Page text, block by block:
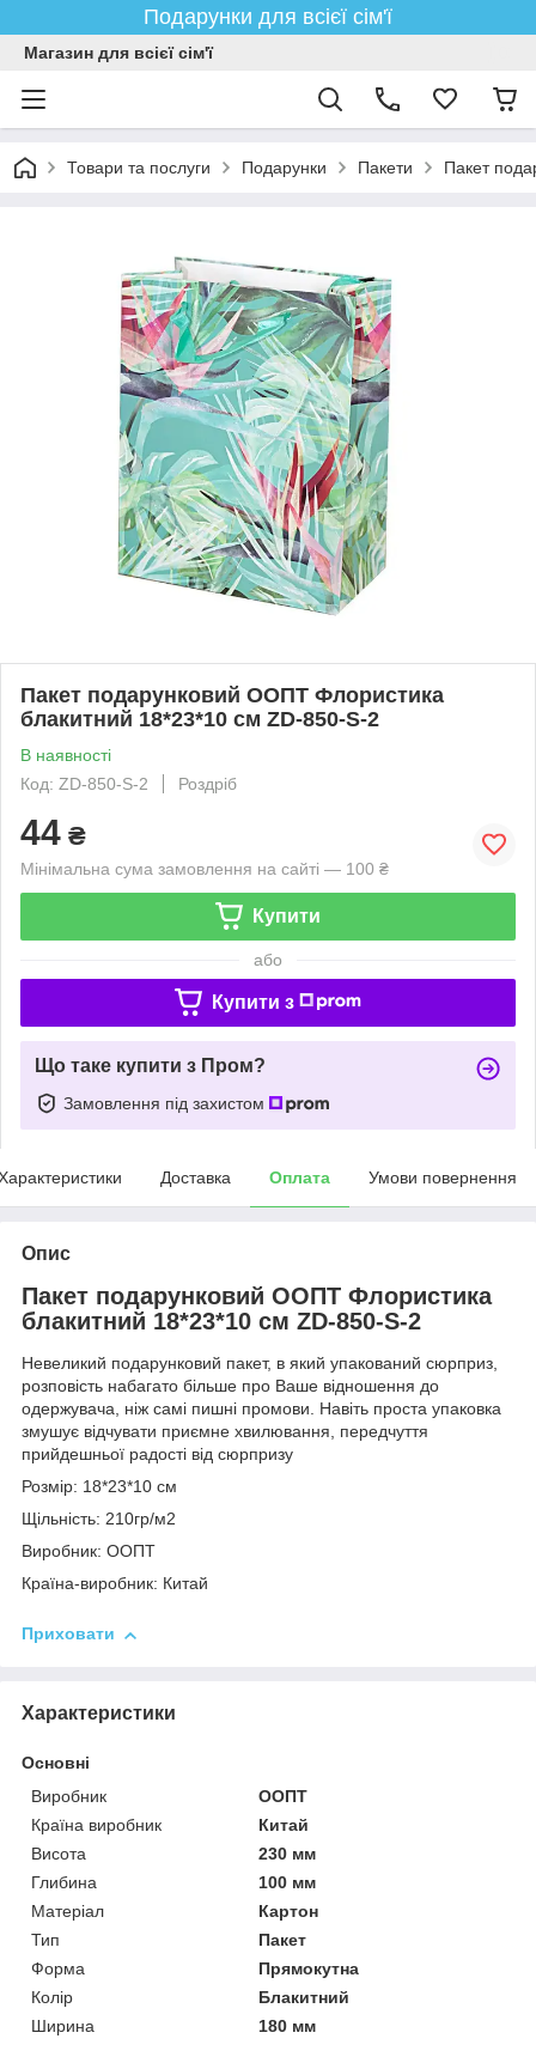
Подарунки для всієї сім'ї
Магазин для всієї сім'ї
Товари та послуги Подарунки Пакети Пакет
Пакет подарунковий ООПТ Флористика
блакитний 18*23*10 см ZD-850-S-2
В наявності
Код: ZD-850-S-2
Роздріб
44 ₴
Мінімальна сума замовлення на сайті — 100 ₴
Купити
або
Купити з
Що таке купити з Пром?
Замовлення під захистом
Доставка Оплата Умови повернення
Опис
Пакет подарунковий ООПТ Флористика
блакитний 18*23*10 см ZD-850-S-2
Невеликий подарунковий пакет, в який упакований сюрприз,
розповість набагато більше про Ваше відношення до
одержувача, ніж самі пишні промови. Навіть проста упаковка
змушує відчувати приємне хвилювання, передчуття
прийдешньої радості від сюрпризу
Розмір: 18*23*10 см
Щільність: 210гр/м2
Виробник: ООПТ
Країна-виробник: Китай
Приховати
Характеристики
Основні
Виробник
ООПТ
Країна виробник
Китай
Висота
230 мм
Глибина
100 мм
Матеріал
Картон
Тип
Пакет
Форма
Прямокутна
Колір
Блакитний
Ширина
180 мм